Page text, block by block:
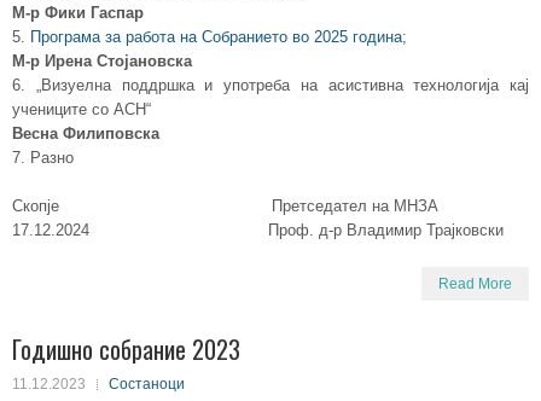
М-р Фики Гаспар
5. Програма за работа на Собранието во 2025 година;
М-р Ирена Стојановска
6. „Визуелна поддршка и употреба на асистивна технологија кај
учениците со АСН“
Весна Филиповска
7. Разно
Скопје Претседател на МНЗА
17.12.2024 Проф. д-р Владимир Трајковски
Read More
Годишно собрание 2023
11.12.2023 Состаноци